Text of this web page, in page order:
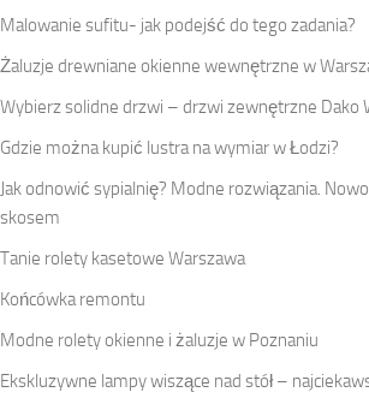
Malowanie sufitu- jak podejść do tego zadania?
Żaluzje drewniane okienne wewnętrzne w
Wybierz solidne drzwi – drzwi zewnętrzne Dako
Gdzie można kupić lustra na wymiar w Łodzi?
Jak odnowić sypialnię? Modne rozwiązania.
skosem
Tanie rolety kasetowe Warszawa
Końcówka remontu
Modne rolety okienne i żaluzje w Poznaniu
Ekskluzywne lampy wiszące nad stół –